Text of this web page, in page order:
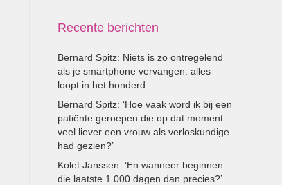
Recente berichten
Bernard Spitz: Niets is zo ontregelend
als je smartphone vervangen: alles
loopt in het honderd
Bernard Spitz: ‘Hoe vaak word ik bij een
patiënte geroepen die op dat moment
veel liever een vrouw als verloskundige
had gezien?’
Kolet Janssen: ‘En wanneer beginnen
die laatste 1.000 dagen dan precies?’